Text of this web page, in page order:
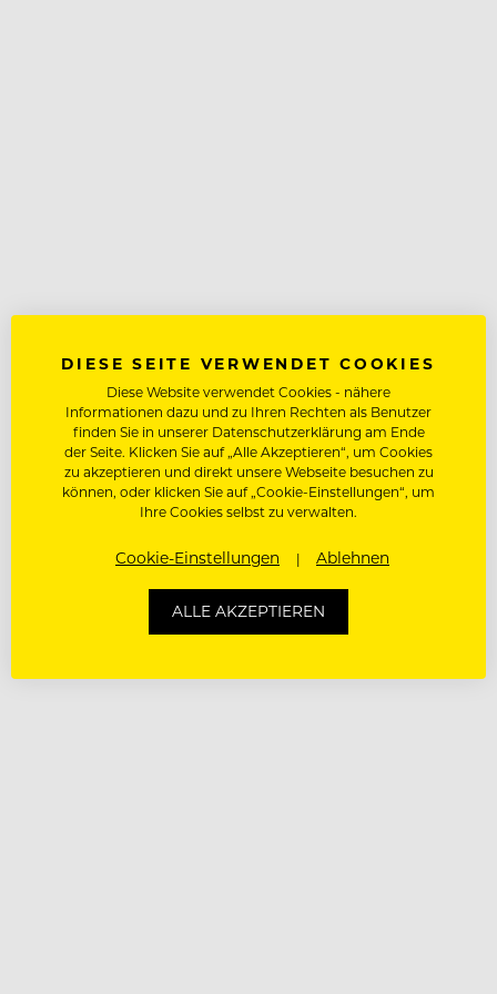
DIESE SEITE VERWENDET COOKIES
Diese Website verwendet Cookies - nähere
Informationen dazu und zu Ihren Rechten als Benutzer
finden Sie in unserer Datenschutzerklärung am Ende
der Seite. Klicken Sie auf „Alle Akzeptieren“, um Cookies
zu akzeptieren und direkt unsere Webseite besuchen zu
können, oder klicken Sie auf „Cookie-Einstellungen“, um
Ihre Cookies selbst zu verwalten.
Cookie-Einstellungen Ablehnen
ALLE AKZEPTIEREN